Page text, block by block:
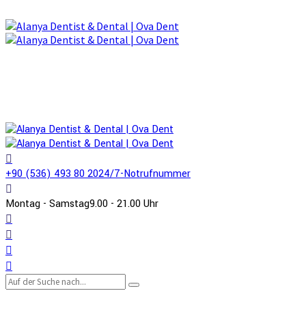
+90 (536) 493 80 2024/7-Notrufnummer
Montag - Samstag9.00 - 21.00 Uhr